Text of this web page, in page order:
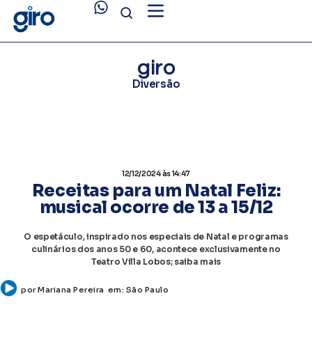
giro
Diversão
12/12/2024às 14:47
Receitas para um Natal Feliz:
musical ocorre de 13 a 15/12
O espetáculo, inspirado nos especiais de Natal e programas
culinários dos anos 50 e 60, acontece exclusivamente no
Teatro Villa Lobos; saiba mais
porMariana Pereira em: São Paulo